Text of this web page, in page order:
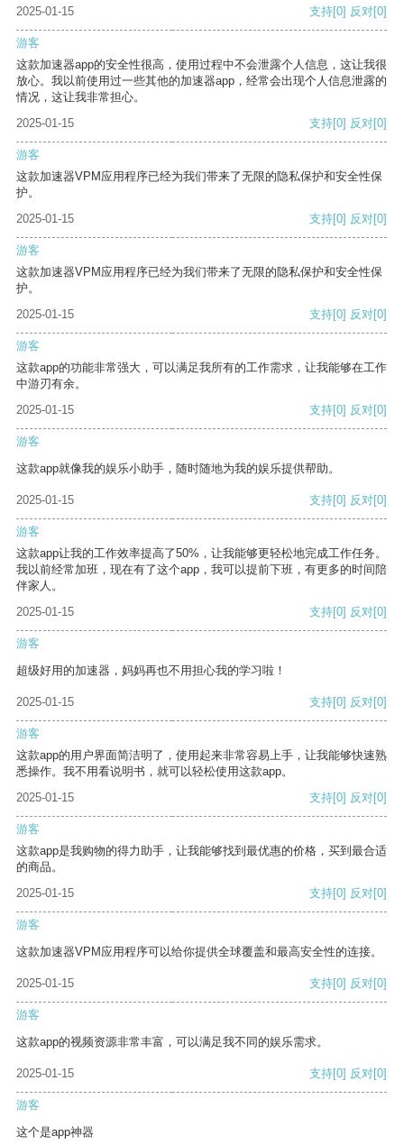
2025-01-15 支持[0] 反对[0]
游客
这款加速器app的安全性很高，使用过程中不会泄露个人信息，这让我很
放心。我以前使用过一些其他的加速器app，经常会出现个人信息泄露的
情况，这让我非常担心。
2025-01-15
支持[0] 反对[0]
游客
这款加速器VPM应用程序已经为我们带来了无限的隐私保护和安全性保
护。
2025-01-15
支持[0] 反对[0]
游客
这款加速器VPM应用程序已经为我们带来了无限的隐私保护和安全性保
护。
2025-01-15
支持[0] 反对[0]
游客
这款app的功能非常强大，可以满足我所有的工作需求，让我能够在工作
中游刃有余。
2025-01-15
支持[0] 反对[0]
游客
这款app就像我的娱乐小助手，随时随地为我的娱乐提供帮助。
2025-01-15 支持[0] 反对[0]
游客
这款app让我的工作效率提高了50%，让我能够更轻松地完成工作任务。
我以前经常加班，现在有了这个app，我可以提前下班，有更多的时间陪
伴家人。
2025-01-15
支持[0] 反对[0]
游客
超级好用的加速器，妈妈再也不用担心我的学习啦！
2025-01-15 支持[0] 反对[0]
游客
这款app的用户界面简洁明了，使用起来非常容易上手，让我能够快速熟
悉操作。我不用看说明书，就可以轻松使用这款app。
2025-01-15
支持[0] 反对[0]
游客
这款app是我购物的得力助手，让我能够找到最优惠的价格，买到最合适
的商品。
2025-01-15
支持[0] 反对[0]
游客
这款加速器VPM应用程序可以给你提供全球覆盖和最高安全性的连接。
2025-01-15 支持[0] 反对[0]
游客
这款app的视频资源非常丰富，可以满足我不同的娱乐需求。
2025-01-15 支持[0] 反对[0]
游客
这个是app神器